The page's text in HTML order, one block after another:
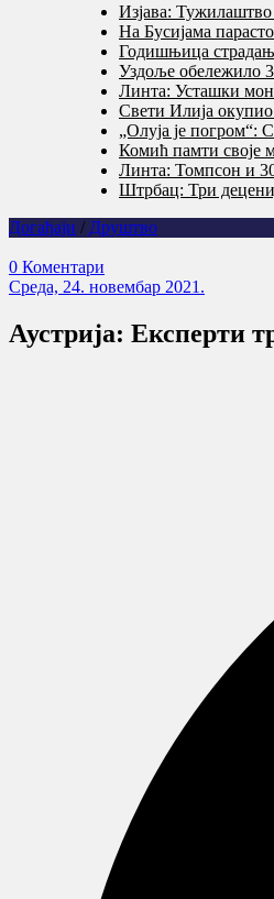
Изјава: Тужилаштво
На Бусијама
Годишњица
Уздоље обележило
Линта: Усташки
Свети Илија окупио
„Олуја је погром“:
Комић памти своје
Линта: Томпсон и
Штрбац: Три
Догађаји / Друштво
0 Коментари
Cреда, 24. новембар 2021.
Аустрија: Експерти